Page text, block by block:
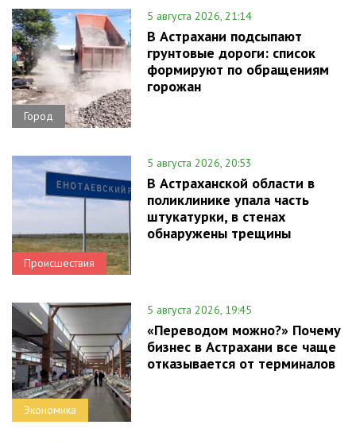
Город
5 августа 2026, 21:14
В Астрахани подсыпают
грунтовые дороги: список
формируют по обращениям
горожан
Происшествия
5 августа 2026, 20:53
В Астраханской области в
поликлинике упала часть
штукатурки, в стенах
обнаружены трещины
Экономика
5 августа 2026, 19:45
«Переводом можно?» Почему
бизнес в Астрахани все чаще
отказывается от терминалов